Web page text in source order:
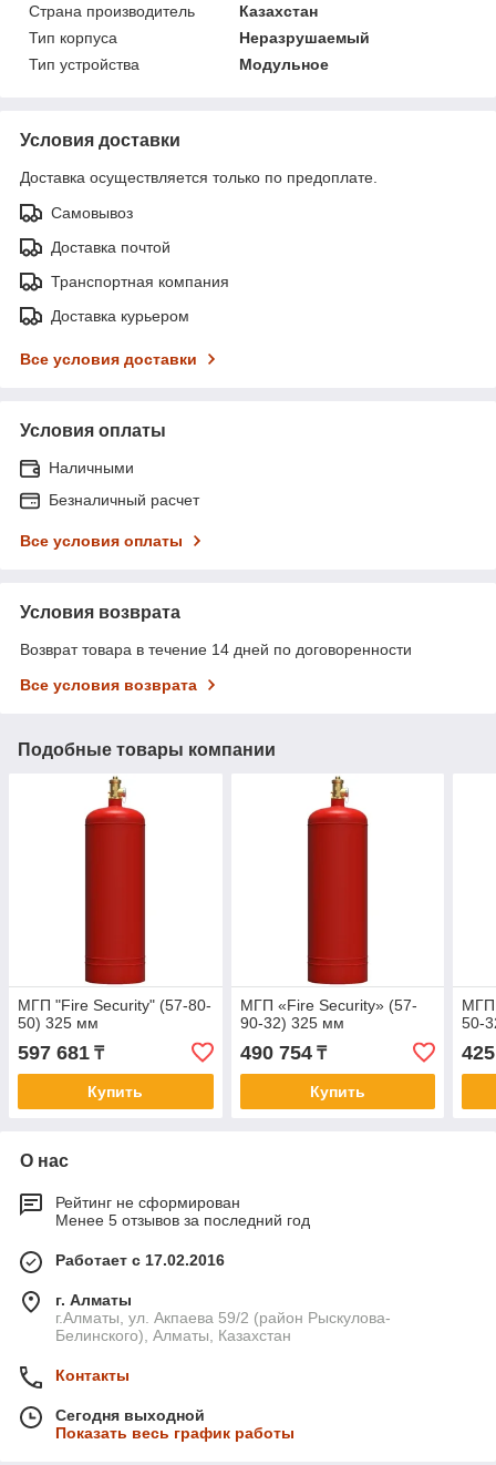
Страна производитель
Казахстан
Тип корпуса
Неразрушаемый
Тип устройства
Модульное
Условия доставки
Доставка осуществляется только по предоплате.
Самовывоз
Доставка почтой
Транспортная компания
Доставка курьером
Все условия доставки
Условия оплаты
Наличными
Безналичный расчет
Все условия оплаты
Условия возврата
Возврат товара в течение 14 дней по договоренности
Все условия возврата
Подобные товары компании
МГП "Fire Security" (57-80-
50) 325 мм
597 681 ₸
Купить
МГП «Fire Security» (57-
90-32) 325 мм
490 754₸
Купить
МГП
50-
О нас
Рейтинг не сформирован
Менее 5 отзывов за последний год
Работает с 17.02.2016
г. Алматы
г.Алматы, ул. Акпаева 59/2 (район Рыскулова-
Белинского), Алматы, Казахстан
Контакты
Сегодня выходной
Показать весь график работы